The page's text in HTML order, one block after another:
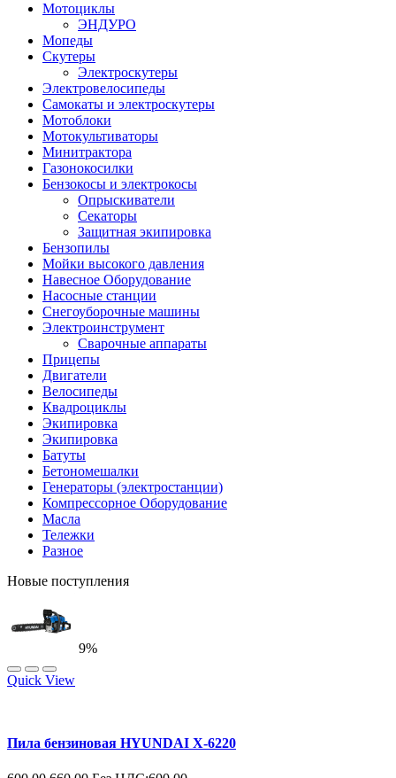
Мотоциклы
ЭНДУРО
Мопеды
Скутеры
Электроскутеры
Электровелосипеды
Самокаты и электроскутеры
Мотоблоки
Мотокультиваторы
Минитрактора
Газонокосилки
Бензокосы и электрокосы
Опрыскиватели
Секаторы
Защитная экипировка
Бензопилы
Мойки высокого давления
Навесное Оборудование
Насосные станции
Снегоуборочные машины
Электроинструмент
Сварочные аппараты
Прицепы
Двигатели
Велосипеды
Квадроциклы
Экипировка
Экипировка
Батуты
Бетономешалки
Генераторы (электростанции)
Компрессорное Оборудование
Масла
Тележки
Разное
Новые поступления
9%
Quick View
Пила бензиновая HYUNDAI X-6220